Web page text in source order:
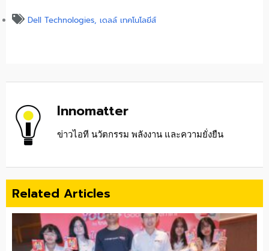
Dell Technologies, เดลล์ เทคโนโลยีส์
Innomatter
ข่าวไอที นวัตกรรม พลังงาน และความยั่งยืน
Related Articles